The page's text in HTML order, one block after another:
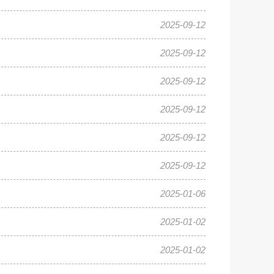
2025-09-12
2025-09-12
2025-09-12
2025-09-12
2025-09-12
2025-09-12
2025-01-06
2025-01-02
2025-01-02